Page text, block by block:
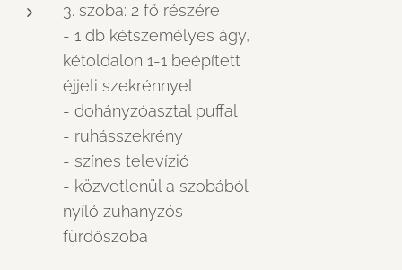
3. szoba: 2 fő részére
- 1 db kétszemélyes ágy,
kétoldalon 1-1 beépített
éjjeli szekrénnyel
- dohányzóasztal puffal
- ruhásszekrény
- színes televízió
- közvetlenül a szobából
nyíló zuhanyzós
fürdőszoba